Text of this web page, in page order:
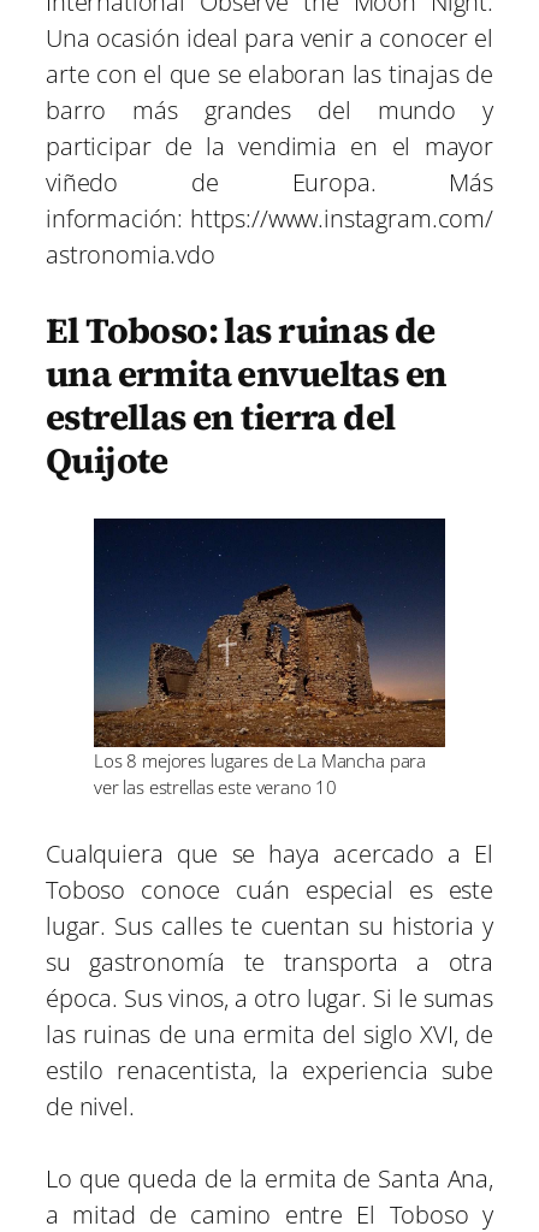
Una ocasión ideal para venir a conocer el
arte con el que se elaboran las tinajas de
barro más grandes del mundo y
participar de la vendimia en el mayor
viñedo de Europa. Más
información: https://www.instagram.com/
astronomia.vdo
El Toboso: las ruinas de
una ermita envueltas en
estrellas en tierra del
Quijote
Los 8 mejores lugares de La Mancha para
ver las estrellas este verano 10
Cualquiera que se haya acercado a El
Toboso conoce cuán especial es este
lugar. Sus calles te cuentan su historia y
su gastronomía te transporta a otra
época. Sus vinos, a otro lugar. Si le sumas
las ruinas de una ermita del siglo XVI, de
estilo renacentista, la experiencia sube
de nivel.
Lo que queda de la ermita de Santa Ana,
a mitad de camino entre El Toboso y